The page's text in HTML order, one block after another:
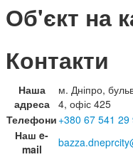
Об'єкт на
Контакти
Наша
адреса
м. Дніпро,
4, офіс 425
Телефони +380 67 541 29
Наш e-
mail